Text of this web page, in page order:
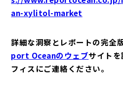
an-xylitol-market
詳細な洞察とレポートの完全
port Oceanのウェブサイト
フィスにご連絡ください。